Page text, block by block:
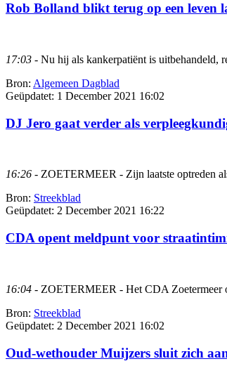
Rob Bolland blikt terug op een leven
17:03 - Nu hij als kankerpatiënt is uitbehandeld,
Bron: Algemeen Dagblad
Geüpdatet: 1 December 2021 16:02
DJ Jero gaat verder als
16:26 - ZOETERMEER - Zijn laatste optreden
Bron: Streekblad
Geüpdatet: 2 December 2021 16:22
CDA opent meldpunt voor
16:04 - ZOETERMEER - Het CDA Zoetermeer
Bron: Streekblad
Geüpdatet: 2 December 2021 16:02
Oud-wethouder Muijzers sluit zich